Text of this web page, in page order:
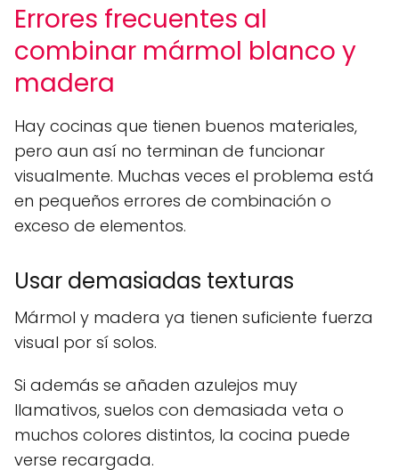
Errores frecuentes al
combinar mármol blanco y
madera
Hay cocinas que tienen buenos materiales,
pero aun así no terminan de funcionar
visualmente. Muchas veces el problema está
en pequeños errores de combinación o
exceso de elementos.
Usar demasiadas texturas
Mármol y madera ya tienen suficiente fuerza
visual por sí solos.
Si además se añaden azulejos muy
llamativos, suelos con demasiada veta o
muchos colores distintos, la cocina puede
verse recargada.